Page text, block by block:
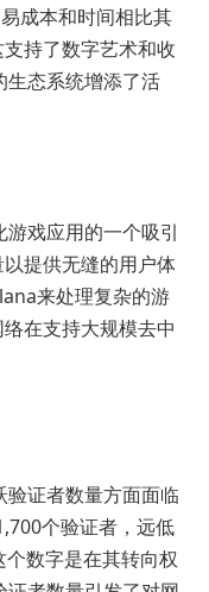
成本和时间相比其
持了数字艺术和收
态系统增添了活
戏应用的一个吸引
提供无缝的用户体
来处理复杂的游
在支持大规模去中
证者数量方面面临
个验证者，远低
数字是在其转向权